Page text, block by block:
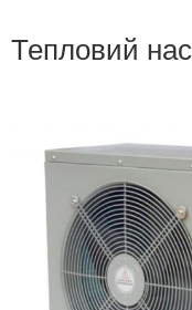
Тепловий
кінця
галереї
зображень